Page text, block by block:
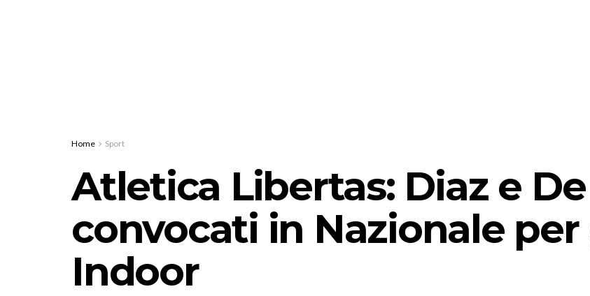
Home Sport
Atletica Libertas: Diaz e
convocati in Nazionale
Indoor